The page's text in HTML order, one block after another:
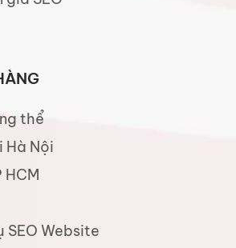
thể
Hà Nội
HCM
SEO Website